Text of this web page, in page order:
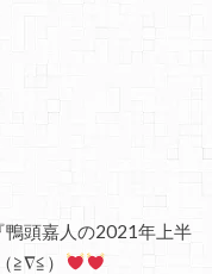
頭嘉人の2021年上半
≧∇≦）